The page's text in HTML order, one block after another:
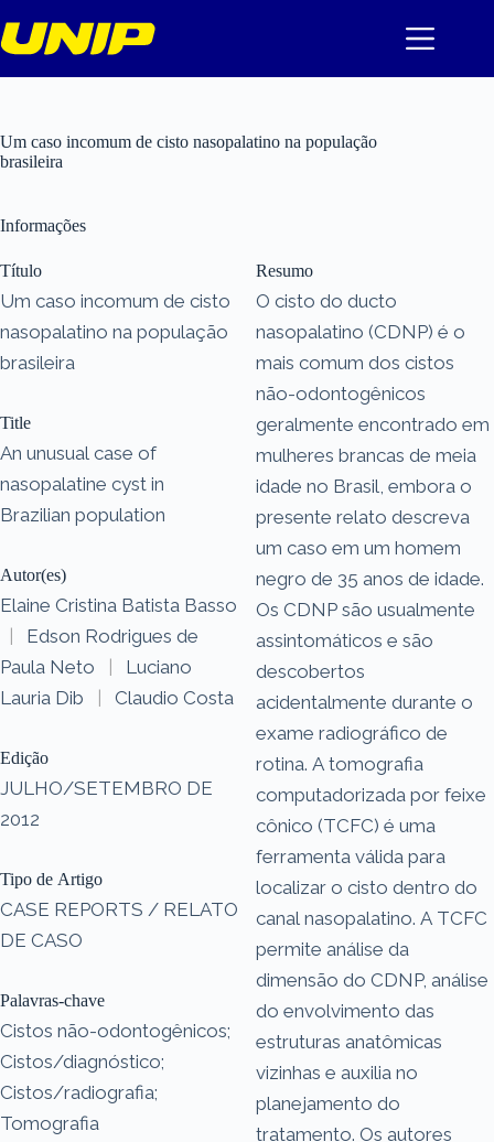
para
o
Um caso incomum de cisto nasopalatino na população
brasileira
Informações
Título
Um caso incomum de cisto
nasopalatino na população
brasileira
Title
An unusual case of
nasopalatine cyst in
Brazilian population
Autor(es)
Elaine Cristina Batista Basso
|
Edson Rodrigues de
Paula Neto
|
Luciano
Lauria Dib
| Claudio Costa
Edição
JULHO/SETEMBRO DE
2012
Tipo de Artigo
CASE REPORTS / RELATO
DE CASO
Palavras-chave
Cistos não-odontogênicos;
Cistos/diagnóstico;
Cistos/radiografia;
Tomografia
Resumo
O cisto do ducto
nasopalatino (CDNP) é o
mais comum dos cistos
não-odontogênicos
geralmente encontrado em
mulheres brancas de meia
idade no Brasil, embora o
presente relato descreva
um caso em um homem
negro de 35 anos de idade.
Os CDNP são usualmente
assintomáticos e são
descobertos
acidentalmente durante o
exame radiográfico de
rotina. A tomografia
computadorizada por feixe
cônico (TCFC) é uma
ferramenta válida para
localizar o cisto dentro do
canal nasopalatino. A TCFC
permite análise da
dimensão do CDNP, análise
do envolvimento das
estruturas anatômicas
vizinhas e auxilia no
planejamento do
tratamento. Os autores